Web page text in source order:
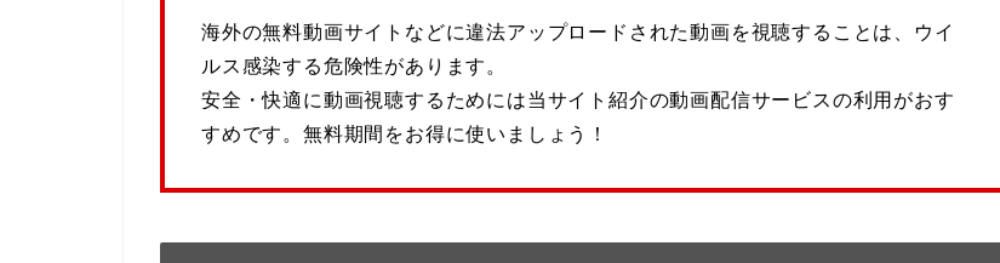
海外の無料動画サイトなどに違法アップロードされた動画を視聴することは、ウイ
ルス感染する危険性があります。
安全・快適に動画視聴するためには当サイト紹介の動画配信サービスの利用がおす
すめです。無料期間をお得に使いましょう！